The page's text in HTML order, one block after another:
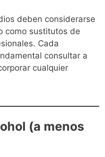
deben considerarse
como sustitutos de
Cada
consultar a
cualquier
(a menos